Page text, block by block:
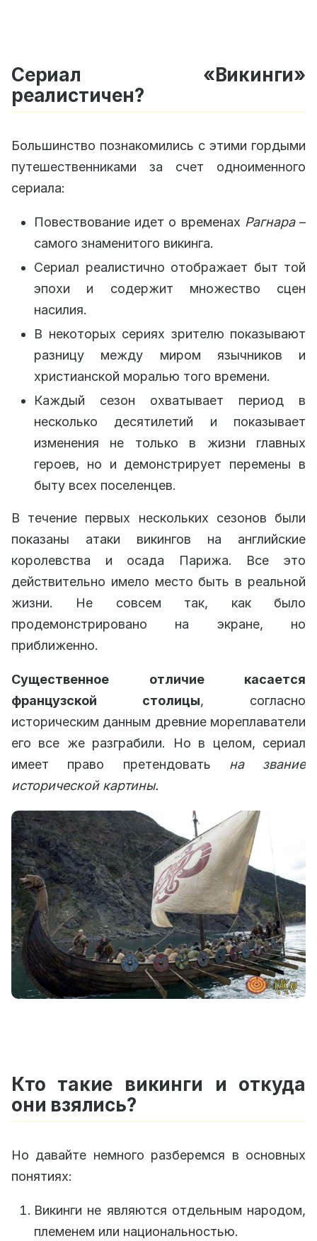
Сериал «Викинги»
реалистичен?
Большинство познакомились с этими гордыми
путешественниками за счет одноименного
сериала:
Повествование идет о временах Рагнара–
самого знаменитого викинга.
Сериал реалистично отображает быт той
эпохи и содержит множество сцен
насилия.
В некоторых сериях зрителю показывают
разницу между миром язычников и
христианской моралью того времени.
Каждый сезон охватывает период в
несколько десятилетий и показывает
изменения не только в жизни главных
героев, но и демонстрирует перемены в
быту всех поселенцев.
В течение первых нескольких сезонов были
показаны атаки викингов на английские
королевства и осада Парижа. Все это
действительно имело место быть в реальной
жизни. Не совсем так, как было
продемонстрировано на экране, но
приближенно.
Существенное отличие касается
французской столицы, согласно
историческим данным древние мореплаватели
его все же разграбили. Но в целом, сериал
имеет право претендовать на звание
исторической картины.
Кто такие викинги и откуда
они взялись?
Но давайте немного разберемся в основных
понятиях:
Викинги не являются отдельным народом,
племенем или национальностью.